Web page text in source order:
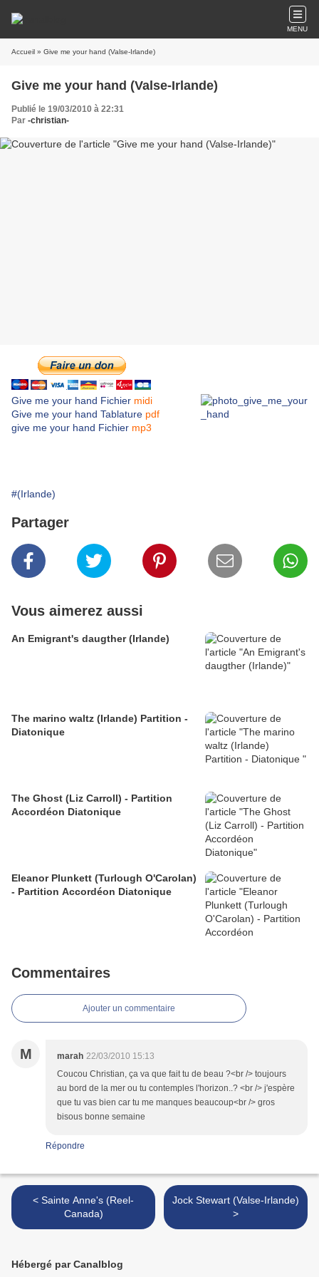
MENU
Accueil » Give me your hand (Valse-Irlande)
Give me your hand (Valse-Irlande)
Publié le 19/03/2010 à 22:31
Par -christian-
Give me your hand Fichier midi
Give me your hand Tablature pdf
give me your hand Fichier mp3
#(Irlande)
Partager
Vous aimerez aussi
An Emigrant's daugther (Irlande)
The marino waltz (Irlande) Partition -
Diatonique
The Ghost (Liz Carroll) - Partition
Accordéon Diatonique
Eleanor Plunkett (Turlough O'Carolan)
- Partition Accordéon Diatonique
Commentaires
Ajouter un commentaire
M marah 22/03/2010 15:13
Coucou Christian, ça va que fait tu de beau ?<br /> toujours
au bord de la mer ou tu contemples l'horizon..? <br /> j'espère
que tu vas bien car tu me manques beaucoup<br /> gros
bisous bonne semaine
Répondre
< Sainte Anne's (Reel-
Canada)
Jock Stewart (Valse-Irlande)
>
Hébergé par Canalblog